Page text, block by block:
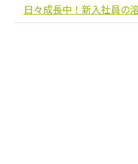
日々成長中！新入社員の